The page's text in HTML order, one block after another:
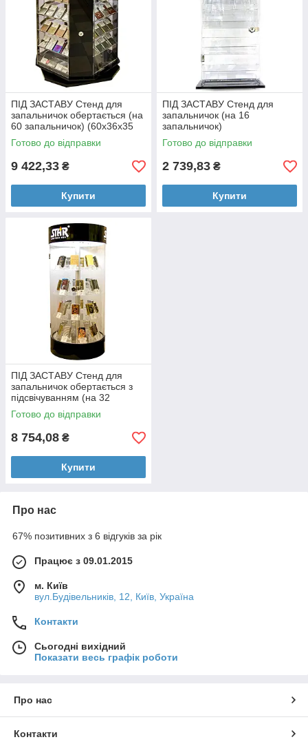
ПІД ЗАСТАВУ Стенд для
запальничок обертається (на
60 запальничок) (60х36х35
см)
Готово до відправки
9 422,33 ₴
Купити
ПІД ЗАСТАВУ Стенд для
запальничок (на 16
запальничок)
(43,75х22,5х12,5 см)
Готово до відправки
2 739,83 ₴
Купити
ПІД ЗАСТАВУ Стенд для
запальничок обертається з
підсвічуванням (на 32
запальнички)
(62,5х28,75х28,75 см)
Готово до відправки
8 754,08 ₴
Купити
Про нас
67% позитивних з 6 відгуків за рік
Працює з 09.01.2015
м. Київ
вул.Будівельників, 12, Київ, Україна
Контакти
Сьогодні вихідний
Показати весь графік роботи
Про нас
Контакти